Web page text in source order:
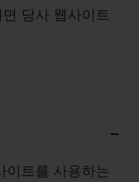
당사 웹사이트
이트를 사용하는